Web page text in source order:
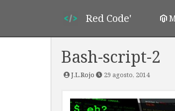
Red Code'
Bash-script-2
J.L.Rojo 29 agosto, 2014